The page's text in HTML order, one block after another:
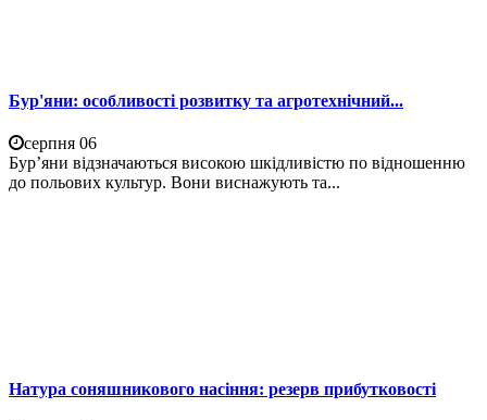
Бур'яни: особливості розвитку та агротехнічний...
серпня 06
Бур’яни відзначаються високою шкідливістю по відношенню
до польових культур. Вони виснажують та...
Натура соняшникового насіння: резерв прибутковості